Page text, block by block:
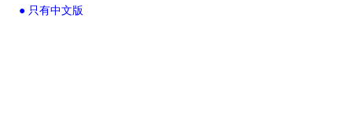
● 只有中文版